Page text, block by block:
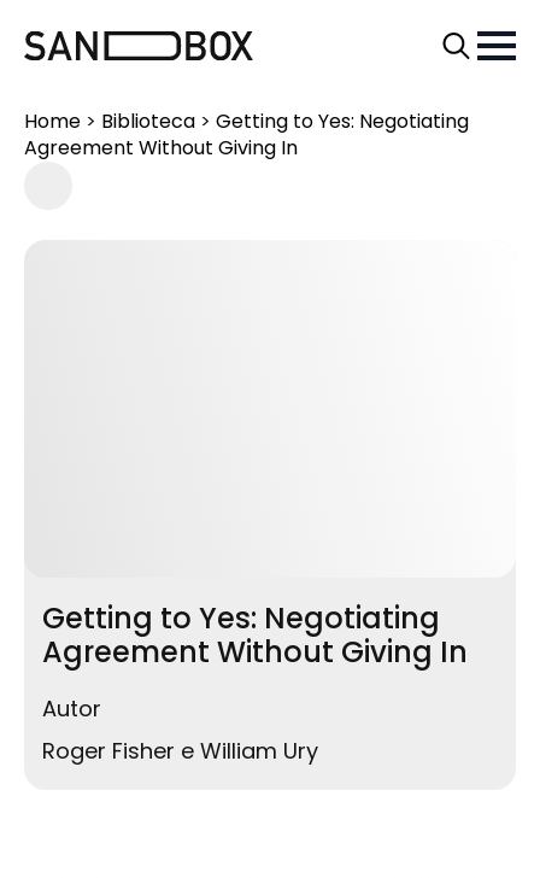
Home > Biblioteca > Getting to Yes: Negotiating
Agreement Without Giving In
Getting to Yes: Negotiating
Agreement Without Giving In
Autor
Roger Fisher e William Ury